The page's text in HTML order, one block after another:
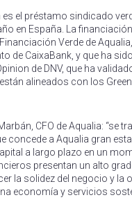
el préstamo sindicado
en España. La
Verde de
de CaixaBank, y que ha
de DNV, que ha
alineados con los
CFO de Aqualia: “se
concede a Aqualia gran
a largo plazo en un
presentan un alto
la solidez del negocio y la
economía y servicios